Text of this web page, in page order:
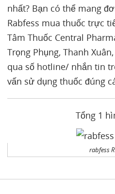
nhất? Bạn có thể mang
Rabfess mua thuốc trực
Tâm Thuốc Central
Trọng Phụng, Thanh
qua số hotline/ nhắn tin
vấn sử dụng thuốc đúng
Tổng 1
rabfess